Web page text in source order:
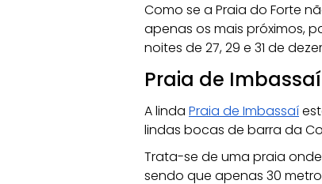
Como se a Praia do Forte
apenas os mais próximos,
noites de 27, 29 e 31 de
Praia de Imbassaí
A linda Praia de Imbassaí
lindas bocas de barra da
Trata-se de uma praia
sendo que apenas 30